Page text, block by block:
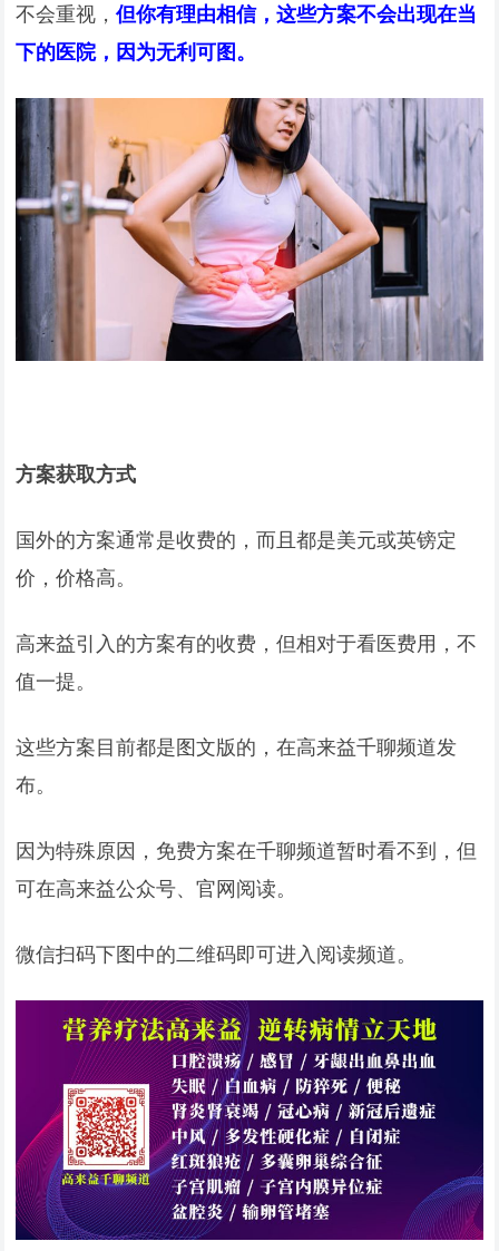
不会重视，但你有理由相信，这些方案不会出现在当
下的医院，因为无利可图。
方案获取方式
国外的方案通常是收费的，而且都是美元或英镑定
价，价格高。
高来益引入的方案有的收费，但相对于看医费用，不
值一提。
这些方案目前都是图文版的，在高来益千聊频道发
布。
因为特殊原因，免费方案在千聊频道暂时看不到，但
可在高来益公众号、官网阅读。
微信扫码下图中的二维码即可进入阅读频道。